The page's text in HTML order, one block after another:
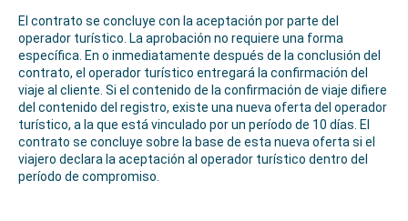
El contrato se concluye con la aceptación por parte del
operador turístico. La aprobación no requiere una forma
específica. En o inmediatamente después de la conclusión del
contrato, el operador turístico entregará la confirmación del
viaje al cliente. Si el contenido de la confirmación de viaje difiere
del contenido del registro, existe una nueva oferta del operador
turístico, a la que está vinculado por un período de 10 días. El
contrato se concluye sobre la base de esta nueva oferta si el
viajero declara la aceptación al operador turístico dentro del
período de compromiso.